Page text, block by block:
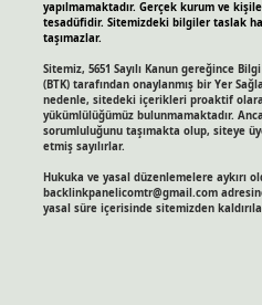
yapılmamaktadır. Gerçek kurum ve
tesadüfidir. Sitemizdeki bilgiler taslak
taşımazlar.
Sitemiz, 5651 Sayılı Kanun gereğince
(BTK) tarafından onaylanmış bir Yer
nedenle, sitedeki içerikleri proaktif
yükümlülüğümüz bulunmamaktadır.
sorumluluğunu taşımakta olup, siteye
etmiş sayılırlar.
Hukuka ve yasal düzenlemelere aykırı
backlinkpanelicomtr@gmail.com
yasal süre içerisinde sitemizden